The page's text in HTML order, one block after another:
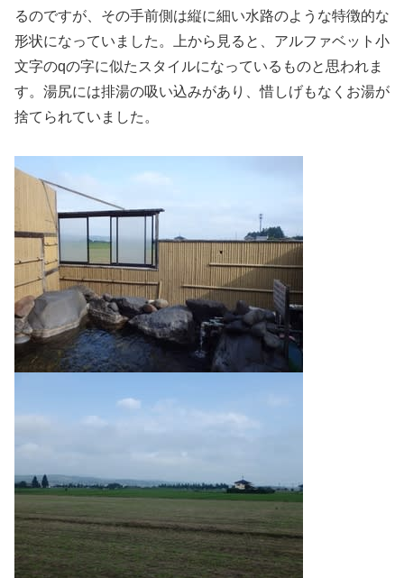
るのですが、その手前側は縦に細い水路のような特徴的な
形状になっていました。上から見ると、アルファベット小
文字のqの字に似たスタイルになっているものと思われま
す。湯尻には排湯の吸い込みがあり、惜しげもなくお湯が
捨てられていました。